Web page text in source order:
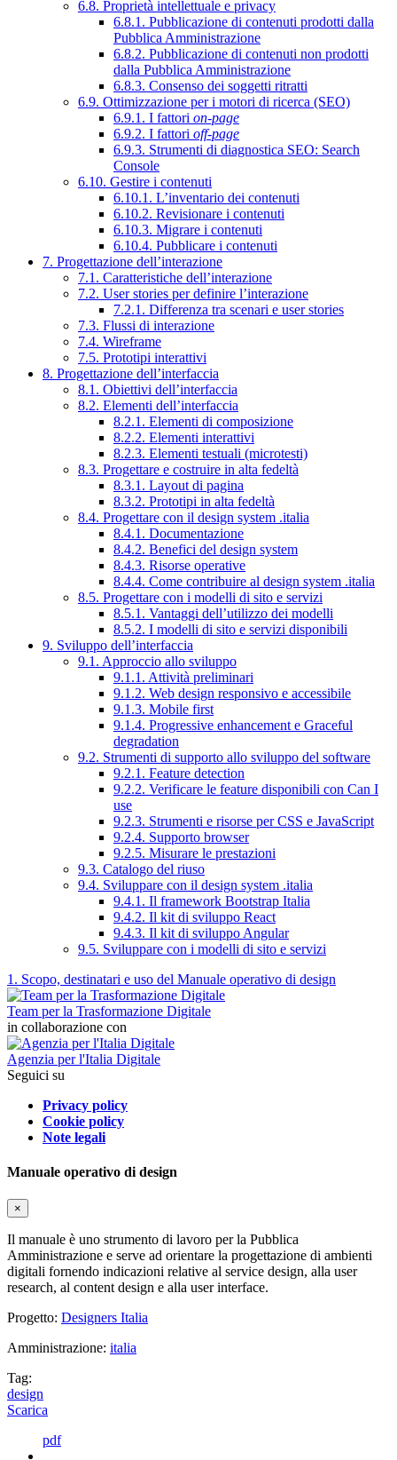
6.8. Proprietà intellettuale e privacy
6.8.1. Pubblicazione di contenuti prodotti dalla
Pubblica Amministrazione
6.8.2. Pubblicazione di contenuti non prodotti
dalla Pubblica Amministrazione
6.8.3. Consenso dei soggetti ritratti
6.9. Ottimizzazione per i motori di ricerca (SEO)
6.9.1. I fattori on-page
6.9.2. I fattori off-page
6.9.3. Strumenti di diagnostica SEO: Search
Console
6.10. Gestire i contenuti
6.10.1. L’inventario dei contenuti
6.10.2. Revisionare i contenuti
6.10.3. Migrare i contenuti
6.10.4. Pubblicare i contenuti
7. Progettazione dell’interazione
7.1. Caratteristiche dell’interazione
7.2. User stories per definire l’interazione
7.2.1. Differenza tra scenari e user stories
7.3. Flussi di interazione
7.4. Wireframe
7.5. Prototipi interattivi
8. Progettazione dell’interfaccia
8.1. Obiettivi dell’interfaccia
8.2. Elementi dell’interfaccia
8.2.1. Elementi di composizione
8.2.2. Elementi interattivi
8.2.3. Elementi testuali (microtesti)
8.3. Progettare e costruire in alta fedeltà
8.3.1. Layout di pagina
8.3.2. Prototipi in alta fedeltà
8.4. Progettare con il design system .italia
8.4.1. Documentazione
8.4.2. Benefici del design system
8.4.3. Risorse operative
8.4.4. Come contribuire al design system .italia
8.5. Progettare con i modelli di sito e servizi
8.5.1. Vantaggi dell’utilizzo dei modelli
8.5.2. I modelli di sito e servizi disponibili
9. Sviluppo dell’interfaccia
9.1. Approccio allo sviluppo
9.1.1. Attività preliminari
9.1.2. Web design responsivo e accessibile
9.1.3. Mobile first
9.1.4. Progressive enhancement e Graceful
degradation
9.2. Strumenti di supporto allo sviluppo del software
9.2.1. Feature detection
9.2.2. Verificare le feature disponibili con Can I
use
9.2.3. Strumenti e risorse per CSS e JavaScript
9.2.4. Supporto browser
9.2.5. Misurare le prestazioni
9.3. Catalogo del riuso
9.4. Sviluppare con il design system .italia
9.4.1. Il framework Bootstrap Italia
9.4.2. Il kit di sviluppo React
9.4.3. Il kit di sviluppo Angular
9.5. Sviluppare con i modelli di sito e servizi
1. Scopo, destinatari e uso del Manuale operativo di design
Team per la Trasformazione Digitale
in collaborazione con
Agenzia per l'Italia Digitale
Seguici su
Privacy policy
Cookie policy
Note legali
Manuale operativo di design
×
Il manuale è uno strumento di lavoro per la Pubblica
Amministrazione e serve ad orientare la progettazione di ambienti
digitali fornendo indicazioni relative al service design, alla user
research, al content design e alla user interface.
Progetto: Designers Italia
Amministrazione: italia
Tag:
design
Scarica
pdf